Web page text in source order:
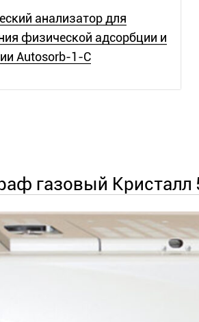
анализатор для
физической адсорбции и
Autosorb-1-C
газовый Кристалл